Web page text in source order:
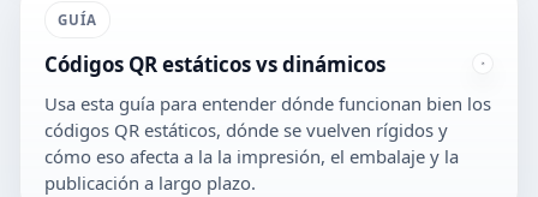
GUÍA
Códigos QR estáticos vs dinámicos
Usa esta guía para entender dónde funcionan bien los
códigos QR estáticos, dónde se vuelven rígidos y
cómo eso afecta a la la impresión, el embalaje y la
publicación a largo plazo.